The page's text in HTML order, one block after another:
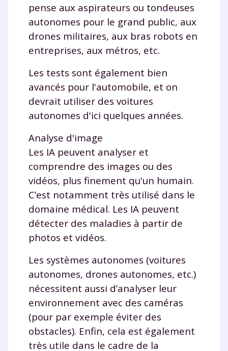
pense aux aspirateurs ou tondeuses
autonomes pour le grand public, aux
drones militaires, aux bras robots en
entreprises, aux métros, etc.
Les tests sont également bien
avancés pour l'automobile, et on
devrait utiliser des voitures
autonomes d'ici quelques années.
Analyse d'image
Les IA peuvent analyser et
comprendre des images ou des
vidéos, plus finement qu'un humain.
C’est notamment très utilisé dans le
domaine médical. Les IA peuvent
détecter des maladies à partir de
photos et vidéos.
Les systèmes autonomes (voitures
autonomes, drones autonomes, etc.)
nécessitent aussi d’analyser leur
environnement avec des caméras
(pour par exemple éviter des
obstacles). Enfin, cela est également
très utile dans le cadre de la
Envie de progresser
et de réussir votre
année scolaire ?
Testez gratuitement
pendant 24h notre
plateforme de soutien
scolaire !
Fiches de cours et vidéos,exercices
corrigés,podcasts de révisions
Unespace dédié aux parents pour
suivre les progrès